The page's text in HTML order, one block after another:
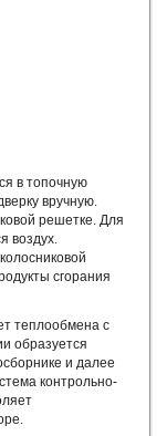
сайт
в топочную
вручную.
решетке. Для
воздух.
сгорания
теплообмена с
образуется
и далее
контрольно-